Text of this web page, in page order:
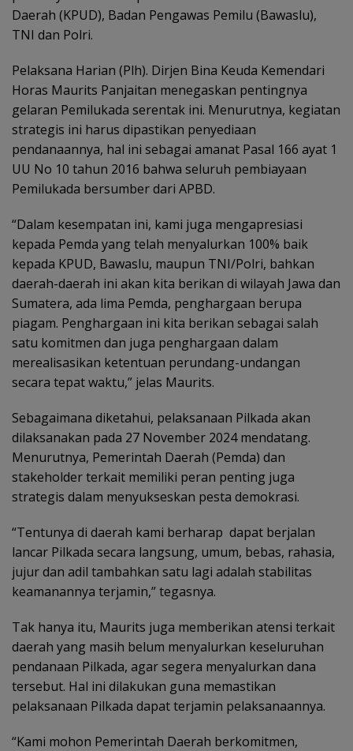
Daerah (KPUD), Badan Pengawas Pemilu (Bawaslu),
TNI dan Polri.
Pelaksana Harian (Plh). Dirjen Bina Keuda Kemendari
Horas Maurits Panjaitan menegaskan pentingnya
gelaran Pemilukada serentak ini. Menurutnya, kegiatan
strategis ini harus dipastikan penyediaan
pendanaannya, hal ini sebagai amanat Pasal 166 ayat 1
UU No 10 tahun 2016 bahwa seluruh pembiayaan
Pemilukada bersumber dari APBD.
“Dalam kesempatan ini, kami juga mengapresiasi
kepada Pemda yang telah menyalurkan 100% baik
kepada KPUD, Bawaslu, maupun TNI/Polri, bahkan
daerah-daerah ini akan kita berikan di wilayah Jawa dan
Sumatera, ada lima Pemda, penghargaan berupa
piagam. Penghargaan ini kita berikan sebagai salah
satu komitmen dan juga penghargaan dalam
merealisasikan ketentuan perundang-undangan
secara tepat waktu,” jelas Maurits.
Sebagaimana diketahui, pelaksanaan Pilkada akan
dilaksanakan pada 27 November 2024 mendatang.
Menurutnya, Pemerintah Daerah (Pemda) dan
stakeholder terkait memiliki peran penting juga
strategis dalam menyukseskan pesta demokrasi.
“Tentunya di daerah kami berharap dapat berjalan
lancar Pilkada secara langsung, umum, bebas, rahasia,
jujur dan adil tambahkan satu lagi adalah stabilitas
keamanannya terjamin,” tegasnya.
Tak hanya itu, Maurits juga memberikan atensi terkait
daerah yang masih belum menyalurkan keseluruhan
pendanaan Pilkada, agar segera menyalurkan dana
tersebut. Hal ini dilakukan guna memastikan
pelaksanaan Pilkada dapat terjamin pelaksanaannya.
“Kami mohon Pemerintah Daerah berkomitmen,